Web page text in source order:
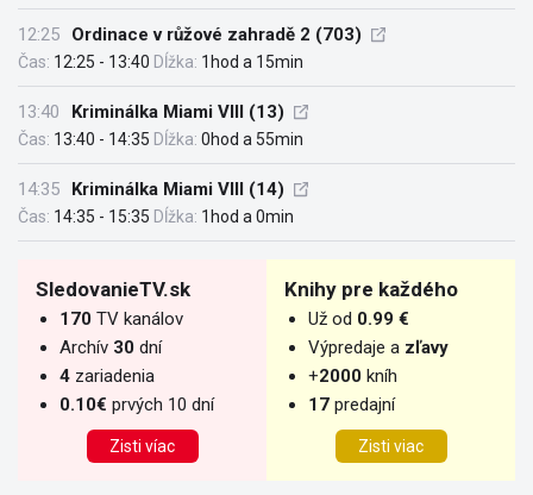
12:25 Ordinace v růžové zahradě 2 (703)
Čas: 12:25 - 13:40 Dĺžka: 1hod a 15min
13:40 Kriminálka Miami VIII (13)
Čas: 13:40 - 14:35 Dĺžka: 0hod a 55min
14:35 Kriminálka Miami VIII (14)
Čas: 14:35 - 15:35 Dĺžka: 1hod a 0min
SledovanieTV.sk
170 TV kanálov
Archív 30 dní
4 zariadenia
0.10€ prvých 10 dní
Zisti víac
Knihy pre každého
Už od 0.99 €
Výpredaje a zľavy
+2000 kníh
17 predajní
Zisti viac